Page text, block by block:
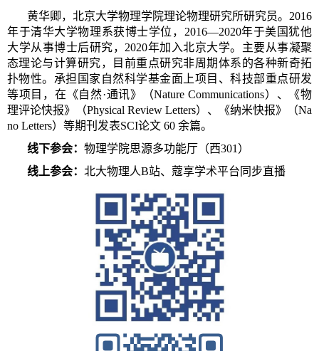
黄华卿，北京大学物理学院理论物理研究所研究员。2016
年于清华大学物理系获博士学位，2016—2020年于美国犹他
大学从事博士后研究，2020年加入北京大学。主要从事凝聚
态理论与计算研究，目前重点研究非周期体系的各种新奇拓
扑物性。承担国家自然科学基金面上项目、科技部重点研发
等项目，在《自然·通讯》（Nature Communications）、《物
理评论快报》（Physical Review Letters）、《纳米快报》（Na
no Letters）等期刊发表SCI论文 60 余篇。
线下参会： 物理学院思源多功能厅（西301）
线上参会： 北大物理人B站、蔻享学术平台同步直播